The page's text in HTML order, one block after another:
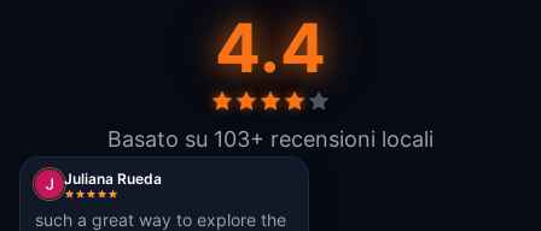
4.4
Basato su 103+ recensioni locali
Juliana Rueda
such a great way to explore the